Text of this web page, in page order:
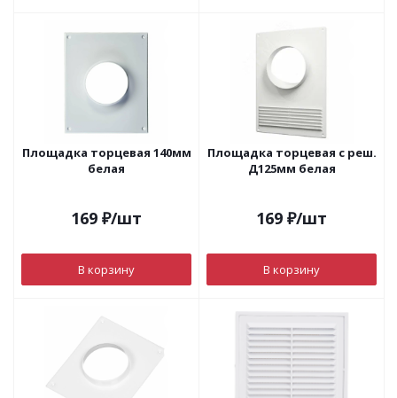
Площадка торцевая 140мм
белая
169 ₽/шт
В корзину
Площадка торцевая с реш.
Д125мм белая
169 ₽/шт
В корзину